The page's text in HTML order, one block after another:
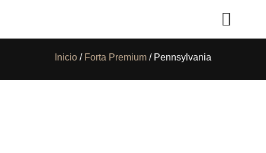
Inicio / Forta Premium / Pennsylvania